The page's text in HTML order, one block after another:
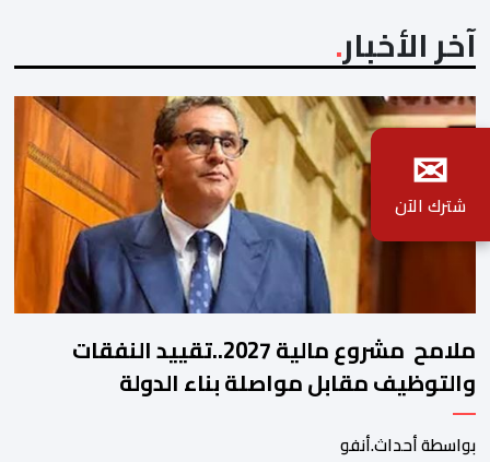
آخر الأخبار
ملامح مشروع مالية 2027..تقييد النفقات
والتوظيف مقابل مواصلة بناء الدولة
الاجتماعية والاستثمار
بواسطة أحداث.أنفو
✉
شترك الآن